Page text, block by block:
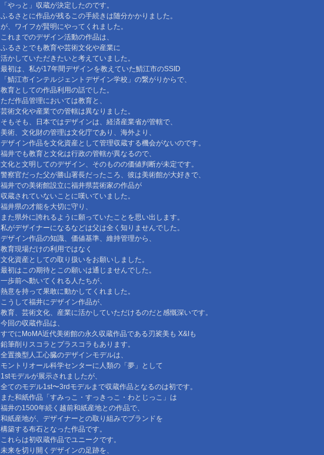
「やっと」収蔵が決定したのです。
ふるさとに作品が残るこの手続きは随分かかりました。
が、ワイフが賢明にやってくれました。
これまでのデザイン活動の作品は、
ふるさとでも教育や芸術文化や産業に
活かしていただきたいと考えていました。
最初は、私が17年間デザインを教えていた鯖江市のSSID
「鯖江市インテルジェントデザイン学校」の繋がりからで、
教育としての作品利用の話でした。
ただ作品管理においては教育と、
芸術文化や産業での管轄は異なりました。
そもそも、日本ではデザインは、経済産業省が管轄で、
美術、文化財の管理は文化庁であり、海外より、
デザイン作品を文化資産として管理収蔵する機会がないのです。
福井でも教育と文化は行政の管轄が異なるので、
文化と文明してのデザイン、そのものの価値判断が未定です。
警察官だった父が勝山署長だったころ、彼は美術館が大好きで、
福井での美術館設立に福井県芸術家の作品が
収蔵されていないことに嘆いていました。
福井県の才能を大切に守り、
また県外に誇れるように願っていたことを思い出します。
私がデザイナーになるなどは父は全く知りませんでした。
デザイン作品の知識、価値基準、維持管理から、
教育現場だけの利用ではなく
文化資産としての取り扱いをお願いしました。
最初はこの期待とこの願いは通じませんでした。
一歩前へ動いてくれる人たちが、
熱意を持って果敢に動かしてくれました。
こうして福井にデザイン作品が、
教育、芸術文化、産業に活かしていただけるのだと感慨深いです。
今回の収蔵作品は、
すでにMoMA近代美術館の永久収蔵作品である刃裟美も X&Iも
鉛筆削りスコラとプラスコラもあります。
全置換型人工心臓のデザインモデルは、
モントリオール科学センターに人類の「夢」として
1stモデルが展示されましたが、
全てのモデル1st〜3rdモデルまで収蔵作品となるのは初です。
また和紙作品「すみっこ・すっきっこ・わとじっこ」は
福井の1500年続く越前和紙産地との作品で、
和紙産地が、デザイナーとの取り組みでブランドを
構築する布石となった作品です。
これらは初収蔵作品でユニークです。
未来を切り開くデザインの足跡を、